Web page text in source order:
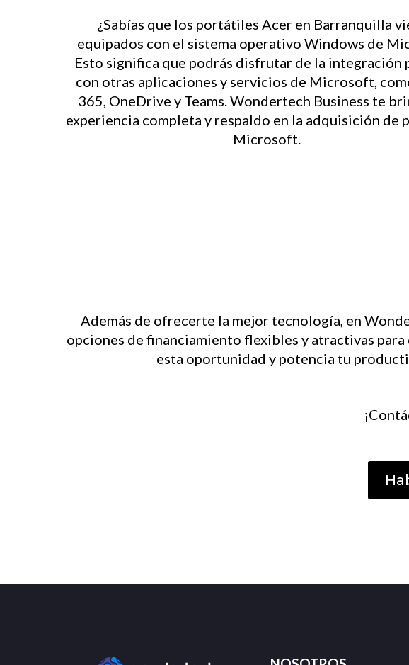
¿Sabías que los portátiles Acer en Barranquilla
equipados con el sistema operativo Windows de
Esto significa que podrás disfrutar de la integración
con otras aplicaciones y servicios de Microsoft,
365, OneDrive y Teams. Wondertech Business te
experiencia completa y respaldo en la adquisición de
Microsoft.
Además de ofrecerte la mejor tecnología, en
opciones de financiamiento flexibles y atractivas
esta oportunidad y potencia tu